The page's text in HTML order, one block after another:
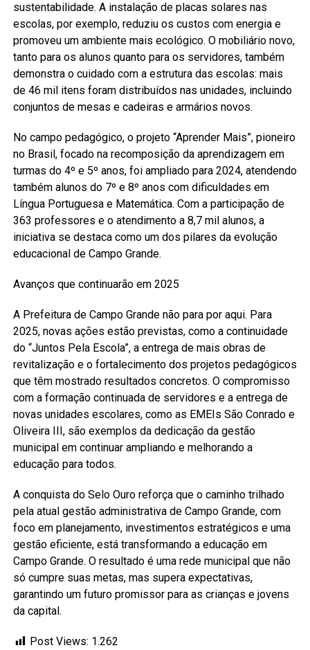
sustentabilidade. A instalação de placas solares nas
escolas, por exemplo, reduziu os custos com energia e
promoveu um ambiente mais ecológico. O mobiliário novo,
tanto para os alunos quanto para os servidores, também
demonstra o cuidado com a estrutura das escolas: mais
de 46 mil itens foram distribuídos nas unidades, incluindo
conjuntos de mesas e cadeiras e armários novos.
No campo pedagógico, o projeto “Aprender Mais”, pioneiro
no Brasil, focado na recomposição da aprendizagem em
turmas do 4º e 5º anos, foi ampliado para 2024, atendendo
também alunos do 7º e 8º anos com dificuldades em
Língua Portuguesa e Matemática. Com a participação de
363 professores e o atendimento a 8,7 mil alunos, a
iniciativa se destaca como um dos pilares da evolução
educacional de Campo Grande.
Avanços que continuarão em 2025
A Prefeitura de Campo Grande não para por aqui. Para
2025, novas ações estão previstas, como a continuidade
do “Juntos Pela Escola”, a entrega de mais obras de
revitalização e o fortalecimento dos projetos pedagógicos
que têm mostrado resultados concretos. O compromisso
com a formação continuada de servidores e a entrega de
novas unidades escolares, como as EMEIs São Conrado e
Oliveira III, são exemplos da dedicação da gestão
municipal em continuar ampliando e melhorando a
educação para todos.
A conquista do Selo Ouro reforça que o caminho trilhado
pela atual gestão administrativa de Campo Grande, com
foco em planejamento, investimentos estratégicos e uma
gestão eficiente, está transformando a educação em
Campo Grande. O resultado é uma rede municipal que não
só cumpre suas metas, mas supera expectativas,
garantindo um futuro promissor para as crianças e jovens
da capital.
Post Views: 1.262